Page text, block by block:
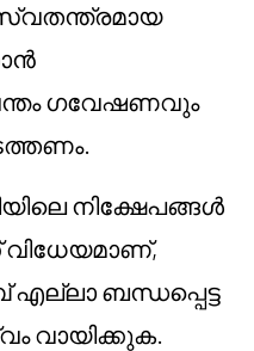
സ്വതന്ത്രമായ
ഗവേഷണവും
നിക്ഷേപങ്ങൾ
എല്ലാ ബന്ധപ്പെട്ട
വായിക്കുക.